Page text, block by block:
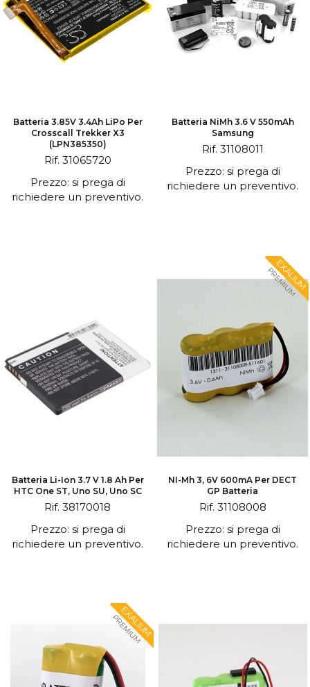
Batteria 3.85V 3.4Ah LiPo Per
Crosscall Trekker X3
(LPN385350)
Rif. 31065720
Prezzo: si prega di
richiedere un preventivo.
Batteria NiMh 3.6 V 550mAh
Samsung
Rif. 31108011
Prezzo: si prega di
richiedere un preventivo.
Batteria Li-Ion 3.7 V 1.8 Ah Per
HTC One ST, Uno SU, Uno SC
Rif. 38170018
Prezzo: si prega di
richiedere un preventivo.
EXALIUM
PREMIUM
NI-Mh 3, 6V 600mA Per DECT
GP Batteria
Rif. 31108008
Prezzo: si prega di
richiedere un preventivo.
EXALIUM
PREMIUM